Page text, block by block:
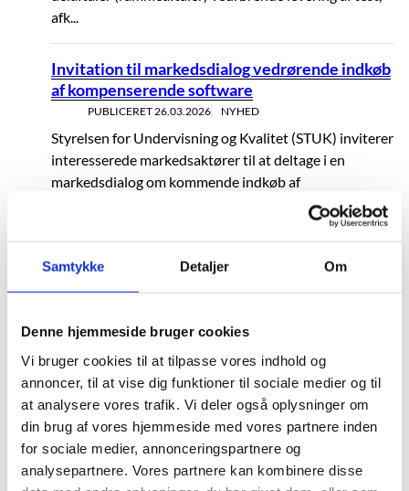
Samtykke Detaljer Om
Denne hjemmeside bruger cookies
Vi bruger cookies til at tilpasse vores indhold og
annoncer, til at vise dig funktioner til sociale medier og til
at analysere vores trafik. Vi deler også oplysninger om
din brug af vores hjemmeside med vores partnere inden
for sociale medier, annonceringspartnere og
analysepartnere. Vores partnere kan kombinere disse
afk...
Invitation til markedsdialog vedrørende indkøb
af kompenserende software
PUBLICERET 26.03.2026 NYHED
Styrelsen for Undervisning og Kvalitet (STUK) inviterer
interesserede markedsaktører til at deltage i en
markedsdialog om kommende indkøb af
kompenserende software gennem udbud til elever,
Nu kommer genbestilling til at foregå
automatisk i SPSA
automatisk genbestilt i SPSA. Det betyder, at du ikke
længere skal genbestille støtten hvert halve år. SPSA
genbestiller i stedet automatisk...
Ansøgningsfrist for personlig assistance på frie
grundskoler er 1. april